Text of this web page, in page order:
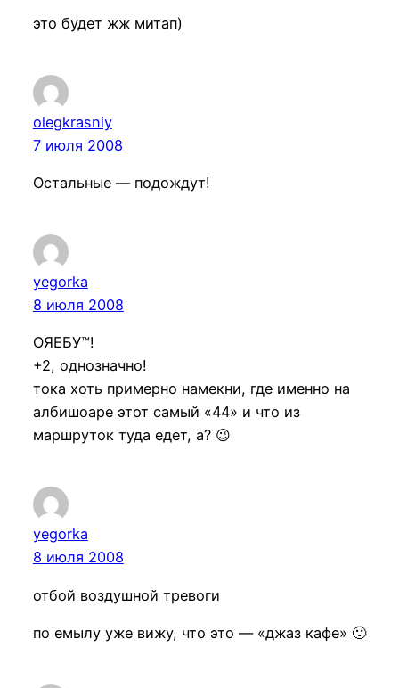
это будет жж митап)
olegkrasniy
7 июля 2008
Остальные — подождут!
yegorka
8 июля 2008
ОЯЕБУ™!
+2, однозначно!
тока хоть примерно намекни, где именно на
албишоаре этот самый «44» и что из
маршруток туда едет, а? 😉
yegorka
8 июля 2008
отбой воздушной тревоги
по емылу уже вижу, что это — «джаз кафе» 🙂